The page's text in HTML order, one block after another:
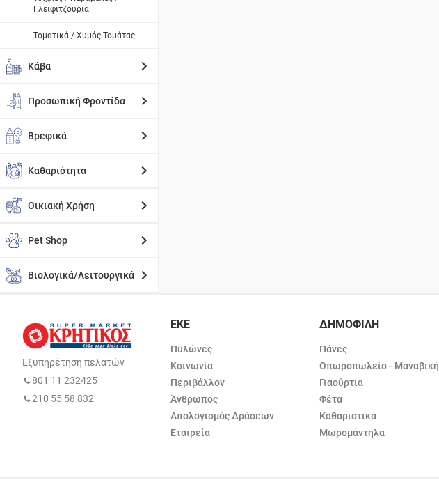
Γλειφιτζούρια
Τοματικά / Χυμός Τομάτας
Κάβα
Προσωπική Φροντίδα
Βρεφικά
Καθαριότητα
Οικιακή Χρήση
Pet Shop
Βιολογικά/Λειτουργικά
Εξυπηρέτηση πελατών
801 11 232425
210 55 58 832
ΕΚΕ
Πυλώνες
Κοινωνία
Περιβάλλον
Άνθρωπος
Απολογισμός Δράσεων
Εταιρεία
ΔΗΜΟΦΙΛΗ
Πάνες
Οπωροπωλείο - Μαναβική
Γιαούρτια
Φέτα
Καθαριστικά
Μωρομάντηλα